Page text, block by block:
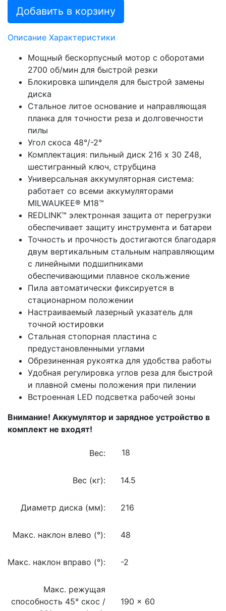
Добавить в корзину
Описание Характеристики
Мощный бескорпусный мотор с оборотами
2700 об/мин для быстрой резки
Блокировка шпинделя для быстрой замены
диска
Стальное литое основание и направляющая
планка для точности реза и долговечности
пилы
Угол скоса 48°/-2°
Комплектация: пильный диск 216 х 30 Z48,
шестигранный ключ, струбцина
Универсальная аккумуляторная система:
работает со всеми аккумуляторами
MILWAUKEE® M18™
REDLINK™ электронная защита от перегрузки
обеспечивает защиту инструмента и батареи
Точность и прочность достигаются благодаря
двум вертикальным стальным направляющим
с линейными подшипниками
обеспечивающими плавное скольжение
Пила автоматически фиксируется в
стационарном положении
Настраиваемый лазерный указатель для
точной юстировки
Стальная стопорная пластина с
предустановленными углами
Обрезиненная рукоятка для удобства работы
Удобная регулировка углов реза для быстрой
и плавной смены положения при пилении
Встроенная LED подсветка рабочей зоны
Внимание! Аккумулятор и зарядное устройство в
комплект не входят!
Вес:
Вес (кг): 14.5
Диаметр диска (мм): 216
Макс. наклон влево (°): 48
Макс. наклон вправо (°): -2
Макс. режущая
способность 45° cкос /
190 x 60